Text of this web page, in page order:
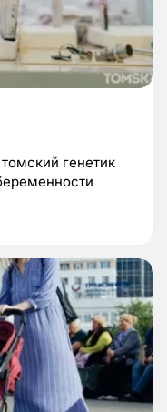
генетик